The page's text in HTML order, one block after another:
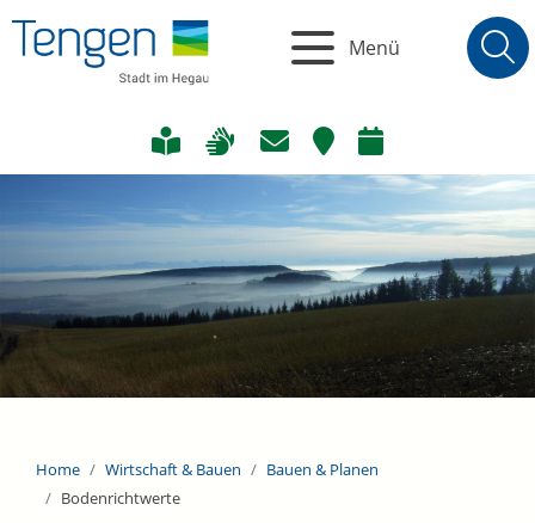
Menü
Home Wirtschaft & Bauen
Bauen & Planen
Bodenrichtwerte